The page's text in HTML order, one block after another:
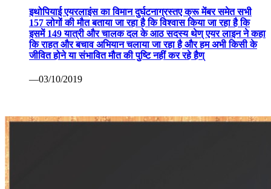
इथोपियाई एयरलाइंस का विमान दुर्घटनाग्रस्तए क्रू मेंबर समेत सभी
157 लोगों की मौत बताया जा रहा है कि विश्वास किया जा रहा है कि
इसमें 149 यात्री और चालक दल के आठ सदस्य थेण् एयर लाइन ने कहा
कि राहत और बचाव अभियान चलाया जा रहा है और हम अभी किसी के
जीवित होने या संभावित मौत की पुष्टि नहीं कर रहे हैण्
—03/10/2019